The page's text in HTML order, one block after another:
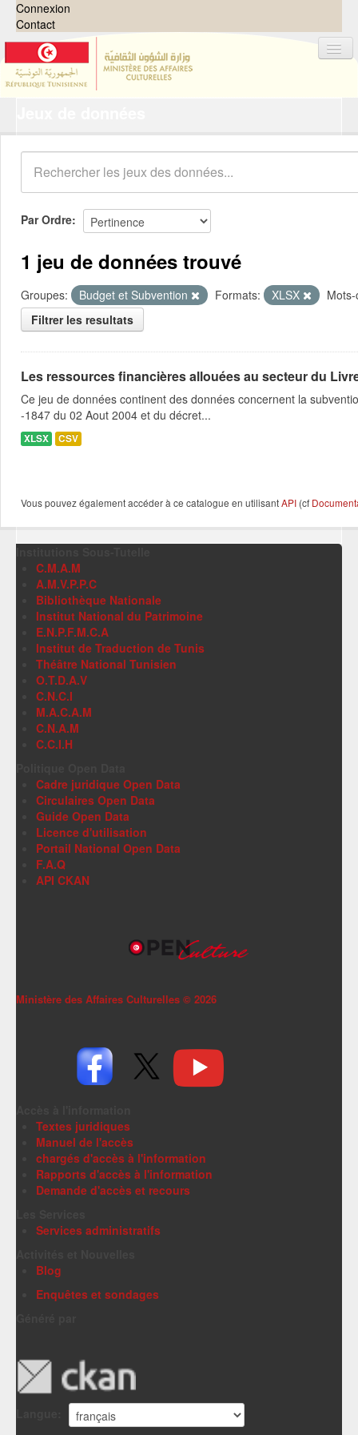
Connexion
Contact
Organisations
Groupes
Demandes 0
À propos
Par Ordre
1 jeu de données trouvé
Groupes: Budget et Subvention Formats: XLSX
Filtrer les resultats
Les ressources financières allouées au secteur du
Ce jeu de données continent des données concernent la
-1847 du 02 Aout 2004 et du décret...
XLSX CSV
Vous pouvez également accéder à ce catalogue en utilisantAPI (cf
C.M.A.M
A.M.V.P.P.C
Bibliothèque Nationale
Institut National du Patrimoine
E.N.P.F.M.C.A
Institut de Traduction de Tunis
Théâtre National Tunisien
O.T.D.A.V
C.N.C.I
M.A.C.A.M
C.N.A.M
C.C.I.H
Cadre juridique Open Data
Circulaires Open Data
Guide Open Data
Licence d'utilisation
Portail National Open Data
F.A.Q
API CKAN
Ministère des Affaires Culturelles © 2026
Textes juridiques
Manuel de l'accès
chargés d'accès à l'information
Rapports d'accès à l'information
Demande d'accès et recours
Services administratifs
Blog
Enquêtes et sondages